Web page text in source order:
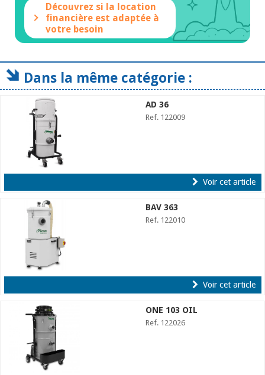
Découvrez si la location
financière est adaptée à
votre besoin
Dans la même catégorie :
AD 36
Ref. 122009
Voir cet article
BAV 363
Ref. 122010
Voir cet article
ONE 103 OIL
Ref. 122026